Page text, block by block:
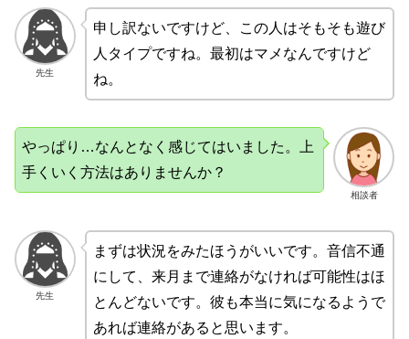
先生
申し訳ないですけど、この人はそもそも遊び
人タイプですね。最初はマメなんですけど
ね。
相談者
やっぱり…なんとなく感じてはいました。上
手くいく方法はありませんか？
先生
まずは状況をみたほうがいいです。音信不通
にして、来月まで連絡がなければ可能性はほ
とんどないです。彼も本当に気になるようで
あれば連絡があると思います。